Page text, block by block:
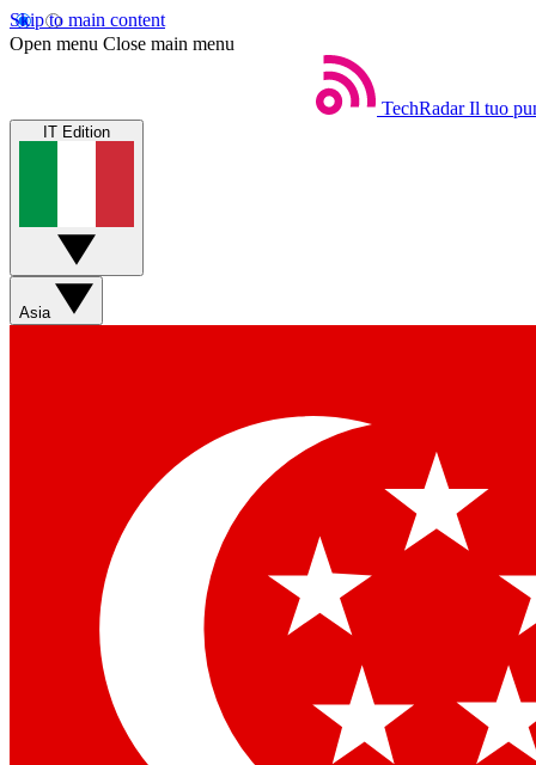
Skip to main content
Open menu Close main menu
TechRadar Il tuo
IT Edition
Asia